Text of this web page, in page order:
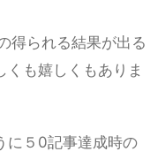
得られる結果が出る
くも嬉しくもありま
に５0記事達成時の